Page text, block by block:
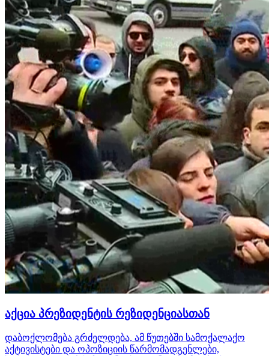
აქცია პრეზიდენტის რეზიდენციასთან
დაბოქლომება გრძელდება, ამ წუთებში სამოქალაქო
აქტივისტები და ოპოზიციის წარმომადგენლები,